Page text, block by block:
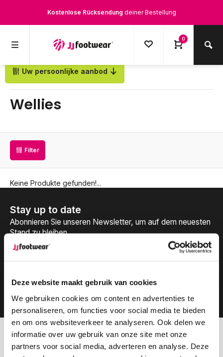
Deze website maakt gebruik van cookies
We gebruiken cookies om content en advertenties te
personaliseren, om functies voor social media te bieden
en om ons websiteverkeer te analyseren. Ook delen we
informatie over uw gebruik van onze site met onze
partners voor social media, adverteren en analyse. Deze
Kostenlose Rücksendung deiner Bestellung
0
Uw persoonlijke aanbod
Wellies
Filter
Keine Produkte gefunden!...
Stay up to date
Abonnieren Sie unseren Newsletter, um auf dem neuesten
Stand zu bleiben.
Können wir hilfen?